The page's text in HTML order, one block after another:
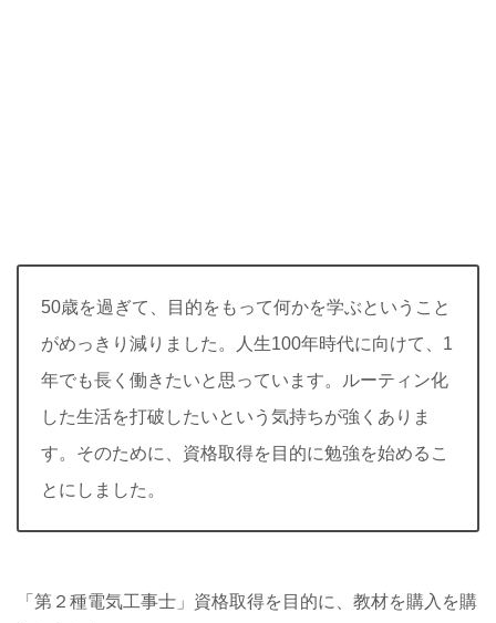
50歳を過ぎて、目的をもって何かを学ぶということ
がめっきり減りました。人生100年時代に向けて、1
年でも長く働きたいと思っています。ルーティン化
した生活を打破したいという気持ちが強くありま
す。そのために、資格取得を目的に勉強を始めるこ
とにしました。
「第２種電気工事士」資格取得を目的に、教材を購入を購